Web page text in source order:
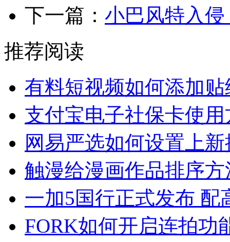
下一篇： 小巴风特入
推荐阅读
有料短视频如何添加贴
支付宝电子社保卡使用
网易严选如何设置上
触漫给漫画作品排序方
一加5国行正式发布 配
FORK如何开启连拍功